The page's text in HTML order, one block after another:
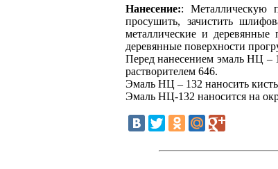
Нанесение:: Металлическую
просушить, зачистить
металлические и
деревянные поверхности
Перед нанесением эмаль НЦ –
растворителем 646.
Эмаль НЦ – 132 наносить
Эмаль НЦ-132 наносится на